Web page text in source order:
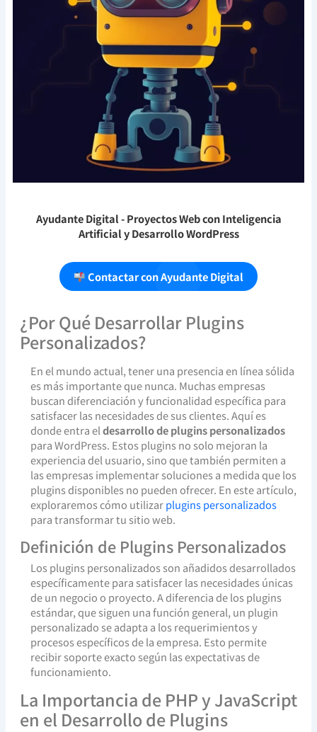
Ayudante Digital- Proyectos Web con Inteligencia
Artificial y Desarrollo WordPress
Contactar con Ayudante Digital
¿Por Qué Desarrollar Plugins
Personalizados?
En el mundo actual, tener una presencia en línea sólida
es más importante que nunca. Muchas empresas
buscan diferenciación y funcionalidad específica para
satisfacer las necesidades de sus clientes. Aquí es
donde entra eldesarrollo de plugins personalizados
para WordPress. Estos plugins no solo mejoran la
experiencia del usuario, sino que también permiten a
las empresas implementar soluciones a medida que los
plugins disponibles no pueden ofrecer. En este artículo,
exploraremos cómo utilizarplugins personalizados
para transformar tu sitio web.
Definición de Plugins Personalizados
Los plugins personalizados son añadidos desarrollados
específicamente para satisfacer las necesidades únicas
de un negocio o proyecto. A diferencia de los plugins
estándar, que siguen una función general, un plugin
personalizado se adapta a los requerimientos y
procesos específicos de la empresa. Esto permite
recibir soporte exacto según las expectativas de
funcionamiento.
La Importancia de PHP y JavaScript
en el Desarrollo de Plugins